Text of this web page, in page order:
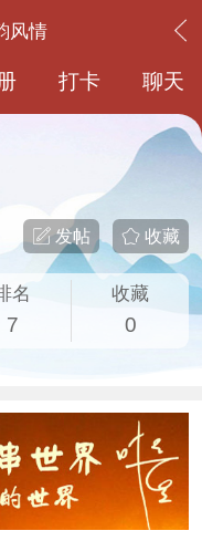
风情
打卡 聊天
收藏
发帖
名
7
收藏
0